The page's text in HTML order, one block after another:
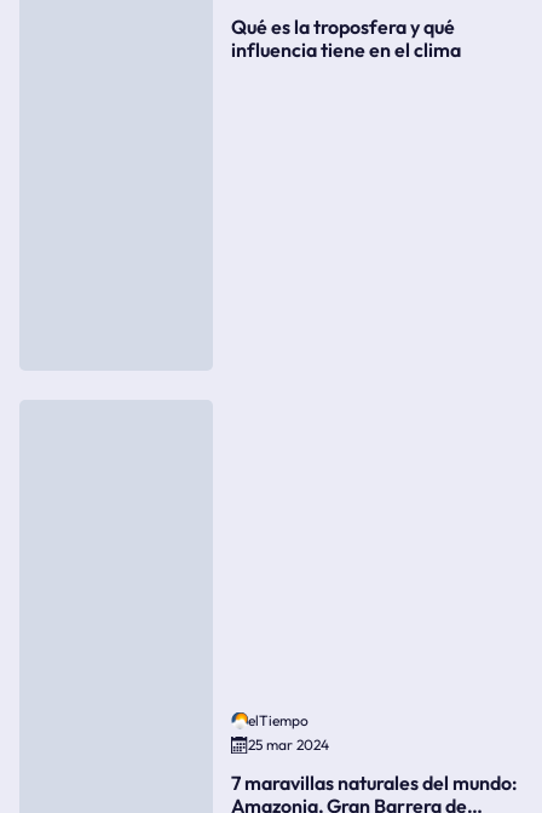
Qué es la troposfera y qué
influencia tiene en el clima
elTiempo
25 mar 2024
7 maravillas naturales del mundo:
Amazonia, Gran Barrera de